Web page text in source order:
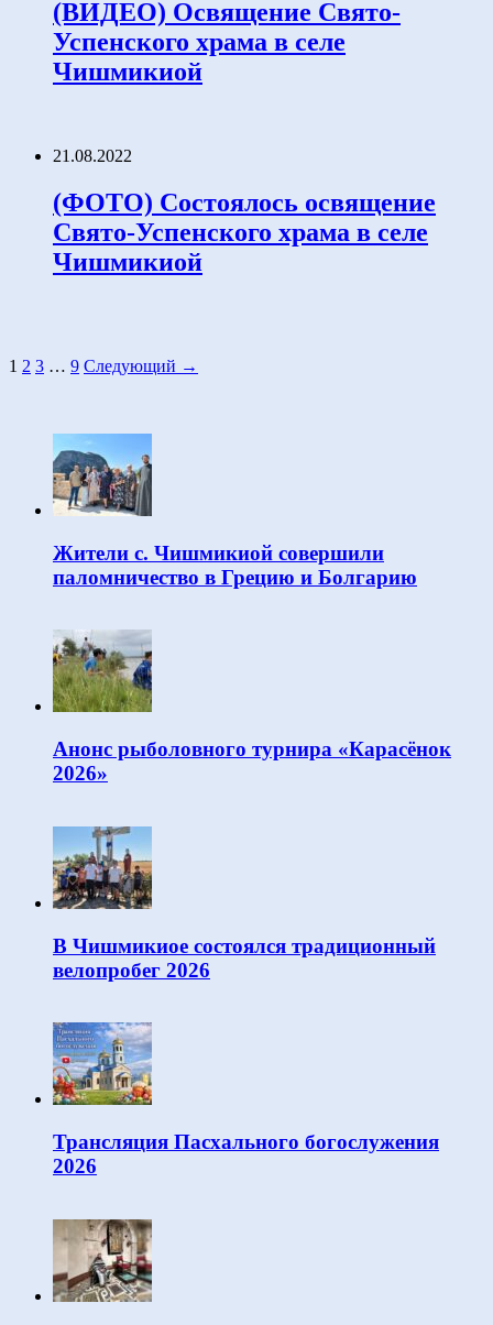
(ВИДЕО) Освящение Свято-
Успенского храма в селе
Чишмикиой
21.08.2022
(ФОТО) Состоялось освящение
Свято-Успенского храма в селе
Чишмикиой
1 2 3 … 9 Следующий →
Жители с. Чишмикиой совершили
паломничество в Грецию и Болгарию
Анонс рыболовного турнира «Карасёнок
2026»
В Чишмикиое состоялся традиционный
велопробег 2026
Трансляция Пасхального богослужения
2026